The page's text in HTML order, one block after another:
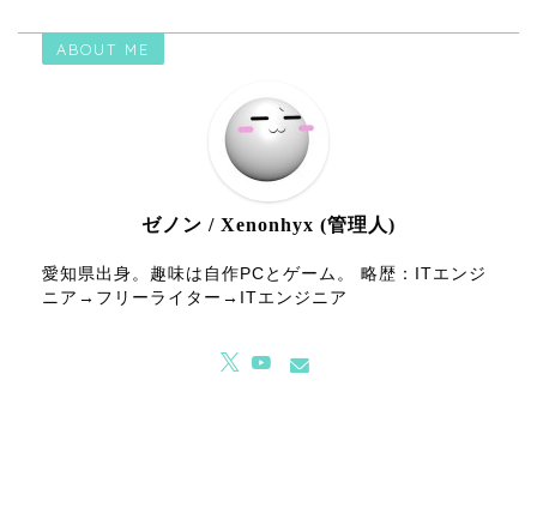
ABOUT ME
ゼノン / Xenonhyx (管理人)
愛知県出身。趣味は自作PCとゲーム。 略歴：ITエンジ
ニア→フリーライター→ITエンジニア